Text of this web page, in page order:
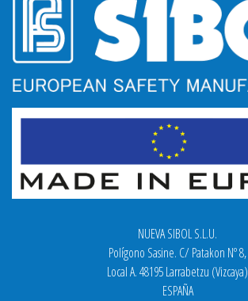
NUEVA SIBOL S.L.U.
Polígono Sasine. C/ Patakon Nº 8,
Local A. 48195 Larrabetzu (Vizcaya)
ESPAÑA